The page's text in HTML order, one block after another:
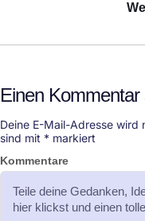
Einen Kommentar
Deine E-Mail-Adresse wird
sind mit * markiert
Kommentare